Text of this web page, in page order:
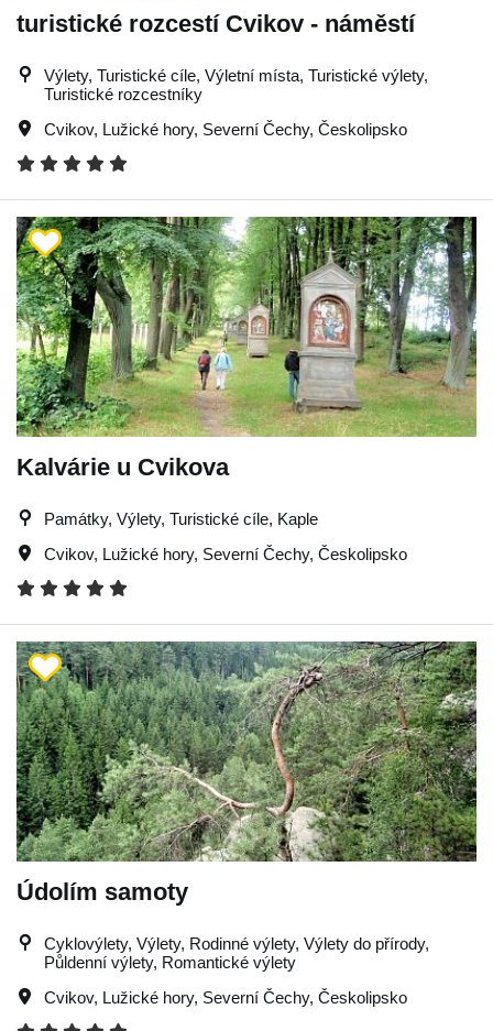
turistické rozcestí Cvikov - náměstí
Výlety, Turistické cíle, Výletní místa, Turistické výlety,
Turistické rozcestníky
Cvikov, Lužické hory, Severní Čechy, Českolipsko
Kalvárie u Cvikova
Památky, Výlety, Turistické cíle, Kaple
Cvikov, Lužické hory, Severní Čechy, Českolipsko
Údolím samoty
Cyklovýlety, Výlety, Rodinné výlety, Výlety do přírody,
Půldenní výlety, Romantické výlety
Cvikov, Lužické hory, Severní Čechy, Českolipsko